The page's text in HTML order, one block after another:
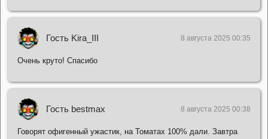
Гость Kira_III 8 августа 2025 00:35
Очень круто! Спасибо
Гость bestmax 8 августа 2025 00:38
Говорят офигенный ужастик, на Томатах 100% дали. Завтра